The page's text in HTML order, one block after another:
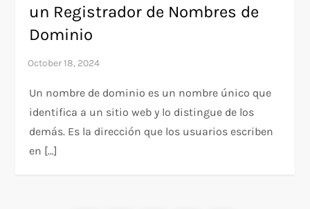
un Registrador de Nombres de
Dominio
Un nombre de dominio es un nombre único que
identifica a un sitio web y lo distingue de los
demás. Es la dirección que los usuarios escriben
en […]